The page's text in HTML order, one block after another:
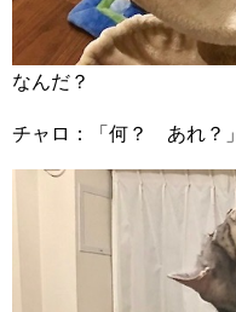
なんだ？
チャロ：「何？ あれ？」